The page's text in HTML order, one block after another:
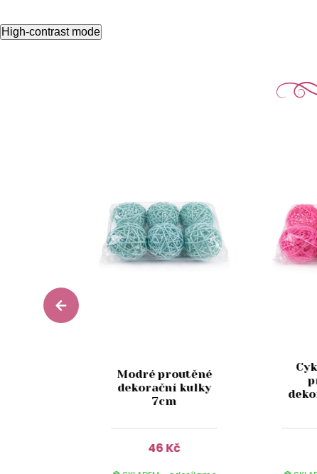
High-contrast mode
Modré proutěné
dekorační kulky
7cm
46 Kč